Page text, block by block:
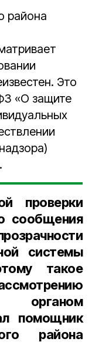
района
Это
«О защите
проверки
сообщения
системы
такое
органом
помощник
района